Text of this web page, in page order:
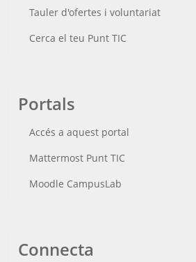
Tauler d'ofertes i voluntariat
Cerca el teu Punt TIC
Portals
Accés a aquest portal
Mattermost Punt TIC
Moodle CampusLab
Connecta